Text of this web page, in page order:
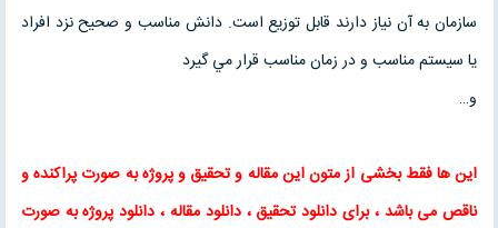
سازمان به آن نياز دارند قابل توزيع است. دانش مناسب و صحيح نزد افراد
يا سيستم مناسب و در زمان مناسب قرار مي گيرد
و…
این ها فقط بخشی از متون اینمقاله وتحقیق و پروژه به صورت پراکنده و
ناقص می باشد ، برای دانلود تحقیق ،دانلود مقاله ، دانلود پروژه به صورت